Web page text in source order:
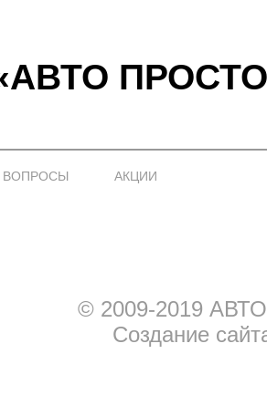
ВОПРОСЫ АКЦИИ
© 2009-2019
Создание